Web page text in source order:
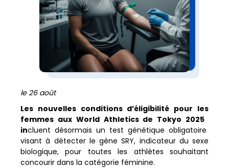
le 26 août
Les nouvelles conditions d’éligibilité pour les
femmes aux World Athletics de Tokyo 2025
incluent désormais un test génétique obligatoire
visant à détecter le gène SRY, indicateur du sexe
biologique, pour toutes les athlètes souhaitant
concourir dans la catégorie féminine.